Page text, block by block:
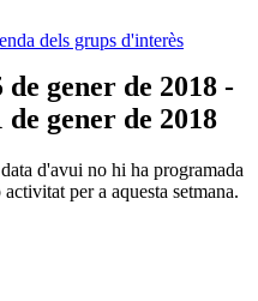
dels grups d'interès
de gener de 2018 -
de gener de 2018
d'avui no hi ha programada
activitat per a aquesta setmana.